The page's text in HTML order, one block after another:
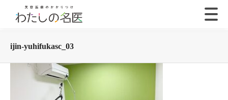
ijin-yuhifukasc_03